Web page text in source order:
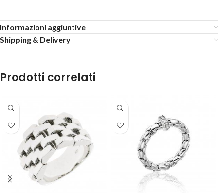
Informazioni aggiuntive
Shipping & Delivery
Prodotti correlati